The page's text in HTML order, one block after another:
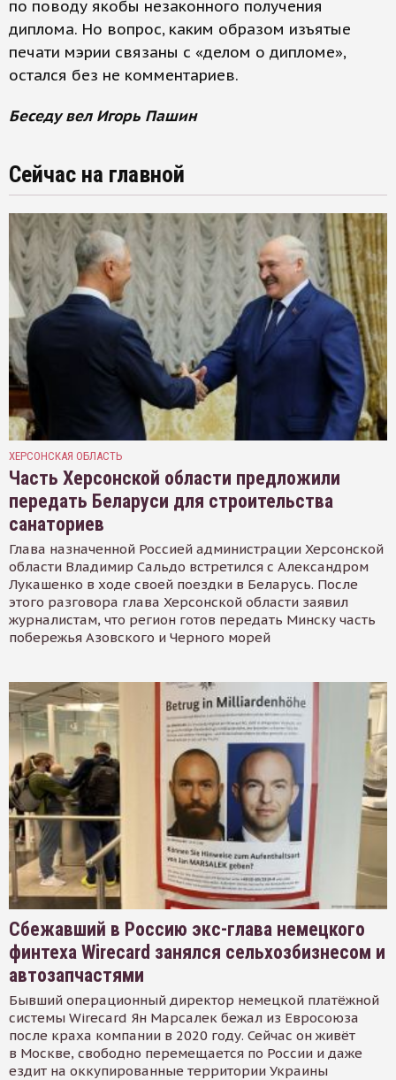
по поводу якобы незаконного получения
диплома. Но вопрос, каким образом изъятые
печати мэрии связаны с «делом о дипломе»,
остался без не комментариев.
Беседу вел Игорь Пашин
Сейчас на главной
ХЕРСОНСКАЯ ОБЛАСТЬ
Часть Херсонской области предложили
передать Беларуси для строительства
санаториев
Глава назначенной Россией администрации Херсонской
области Владимир Сальдо встретился с Александром
Лукашенко в ходе своей поездки в Беларусь. После
этого разговора глава Херсонской области заявил
журналистам, что регион готов передать Минску часть
побережья Азовского и Черного морей
Сбежавший в Россию экс-глава немецкого
финтеха Wirecard занялся сельхозбизнесом и
автозапчастями
Бывший операционный директор немецкой платёжной
системы Wirecard Ян Марсалек бежал из Евросоюза
после краха компании в 2020 году. Сейчас он живёт
в Москве, свободно перемещается по России и даже
ездит на оккупированные территории Украины